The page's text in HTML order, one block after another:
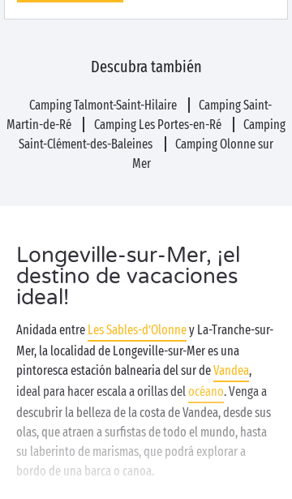
Descubra también
Camping Talmont-Saint-Hilaire
Camping Saint-
Martin-de-Ré
Camping Les Portes-en-Ré
Camping
Saint-Clément-des-Baleines
Camping Olonne sur
Mer
Longeville-sur-Mer, ¡el
destino de vacaciones
ideal!
Anidada entre Les Sables-d’Olonney La-Tranche-sur-
Mer, la localidad de Longeville-sur-Mer es una
pintoresca estación balnearia del sur deVandea,
ideal para hacer escala a orillas delocéano. Venga a
descubrir la belleza de la costa de Vandea, desde sus
olas, que atraen a surfistas de todo el mundo, hasta
su laberinto de marismas, que podrá explorar a
bordo de una barca o canoa.